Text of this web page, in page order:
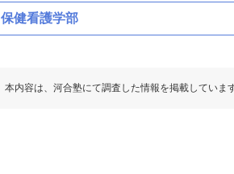
保健看護学部
本内容は、河合塾にて調査した情報を掲載していま